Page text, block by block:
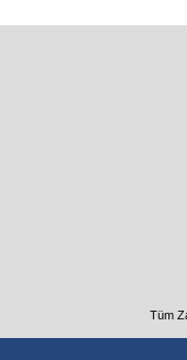
Tüm